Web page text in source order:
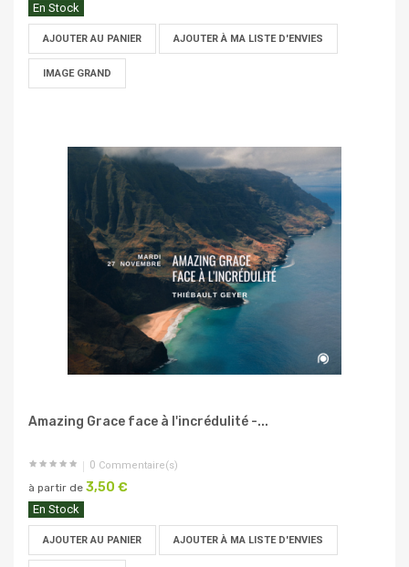
En Stock
AJOUTER AU PANIER AJOUTER À MA LISTE D'ENVIES
IMAGE GRAND
Amazing Grace face à l'incrédulité -...
0 Commentaire(s)
à partir de 3,50 €
En Stock
AJOUTER AU PANIER AJOUTER À MA LISTE D'ENVIES